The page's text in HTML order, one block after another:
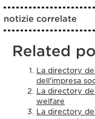
notizie correlate
Related
La directory
dell’impresa
La directory
welfare
La directory